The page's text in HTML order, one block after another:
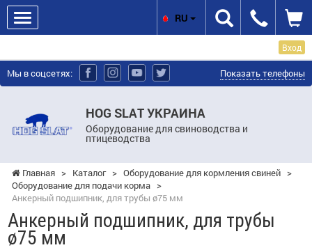
Вход
Мы в соцсетях: Показать телефоны
HOG SLAT УКРАИНА
Оборудование для свиноводства и
птицеводства
RU
Главная > Каталог > Оборудование для кормления свиней >
Оборудование для подачи корма >
Анкерный подшипник, для трубы ø75 мм
Анкерный подшипник, для трубы
ø75 мм